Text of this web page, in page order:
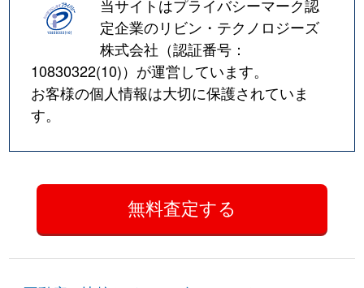
当サイトはプライバシーマーク認
定企業のリビン・テクノロジーズ
株式会社（認証番号：
10830322(10)）が運営しています。
お客様の個人情報は大切に保護されていま
す。